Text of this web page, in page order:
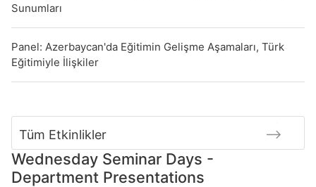
Sunumları
Panel: Azerbaycan'da Eğitimin Gelişme Aşamaları, Türk
Eğitimiyle İlişkiler
Tüm Etkinlikler
Wednesday Seminar Days -
Department Presentations